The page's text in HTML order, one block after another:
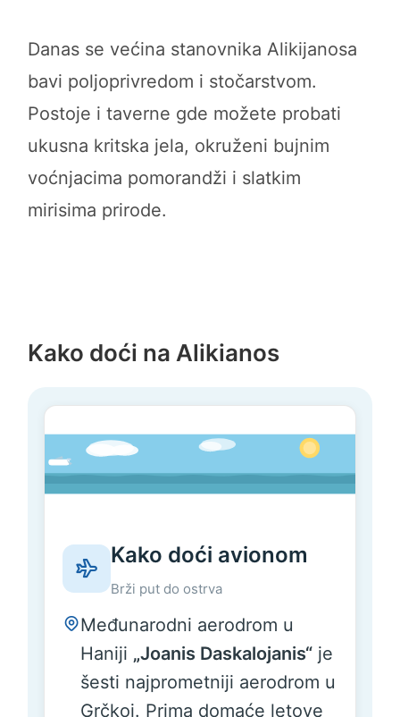
Danas se većina stanovnika Alikijanosa
bavi poljoprivredom i stočarstvom.
Postoje i taverne gde možete probati
ukusna kritska jela, okruženi bujnim
voćnjacima pomorandži i slatkim
mirisima prirode.
Kako doći na Alikianos
Kako doći avionom
Brži put do ostrva
Međunarodni aerodrom u
Haniji „Joanis Daskalojanis“je
šesti najprometniji aerodrom u
Grčkoj. Prima domaće letove